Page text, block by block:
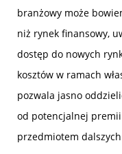
branżowy może
niż rynek finansowy,
dostęp do nowych
kosztów w ramach
pozwala jasno
od potencjalnej
przedmiotem